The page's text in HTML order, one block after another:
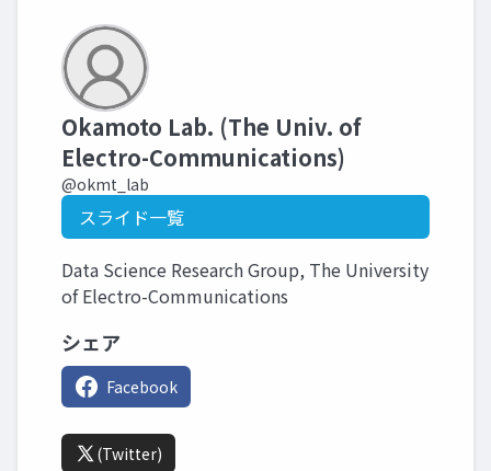
Okamoto Lab. (The Univ. of
Electro-Communications)
@okmt_lab
スライド一覧
Data Science Research Group, The University
of Electro-Communications
シェア
Facebook
(Twitter)